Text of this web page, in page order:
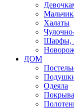
Халаты
Шарфы,
ДОМ
Одеяла